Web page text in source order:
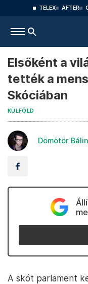
TELEX AFTER
Elsőként a
tették a
Skóciában
KÜLFÖLD
Dömötör
A skót parlament